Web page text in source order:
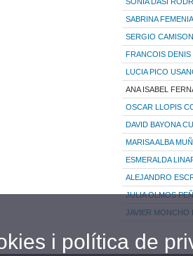
SABRINA
SERGIO
FRANCOIS DENIS
LUCIA PICO
ANA ISABEL
OSCAR LLOPIS
DAVID BAYONA
MARISA ALBA
ESMERALDA
ALEJANDRO
JULIA OLMOS
JAVIER MONCHO
i política de